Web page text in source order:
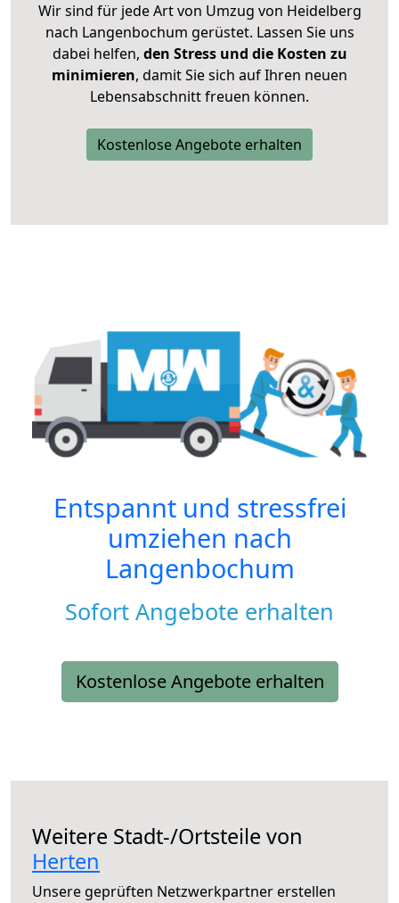
Wir sind für jede Art von Umzug von Heidelberg
nach Langenbochum gerüstet. Lassen Sie uns
dabei helfen, den Stress und die Kosten zu
minimieren, damit Sie sich auf Ihren neuen
Lebensabschnitt freuen können.
Kostenlose Angebote erhalten
Entspannt und stressfrei
umziehen nach
Langenbochum
Sofort Angebote erhalten
Kostenlose Angebote erhalten
Weitere Stadt-/Ortsteile von
Herten
Unsere geprüften Netzwerkpartner erstellen